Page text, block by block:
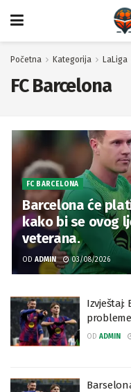
Početna Kategorija LaLiga
FC Barcelona
FC BARCELONA
Barcelona će
kako bi se ovog
veterana.
OD ADMIN 03/08/2026
Izvještaj:
OD ADMIN